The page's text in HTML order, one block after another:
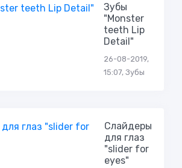
Зубы
"Monster
teeth Lip
Detail"
26-08-2019,
15:07, Зубы
Слайдеры
для глаз
"slider for
eyes"